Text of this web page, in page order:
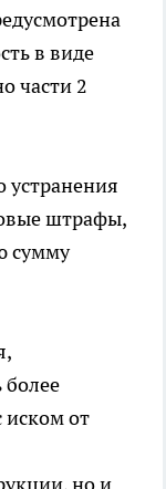
в виде
части 2
устранения
штрафы,
сумму
иском от
но и